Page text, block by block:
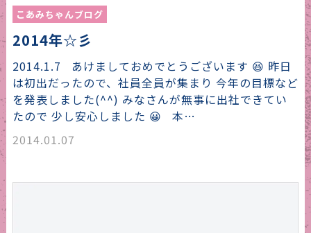
こあみちゃんブログ
2014年☆彡
2014.1.7 あけましておめでとうございます 😆 昨日
は初出だったので、社員全員が集まり 今年の目標など
を発表しました(^^) みなさんが無事に出社できてい
たので 少し安心しました 😀 本…
2014.01.07